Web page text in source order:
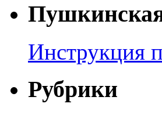
Инструкция
Рубрики